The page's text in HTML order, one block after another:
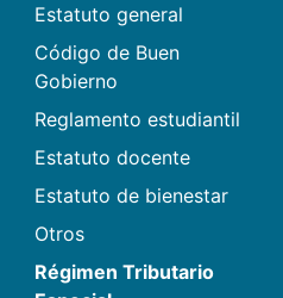
Estatuto general
Código de Buen
Gobierno
Reglamento estudiantil
Estatuto docente
Estatuto de bienestar
Otros
Régimen Tributario